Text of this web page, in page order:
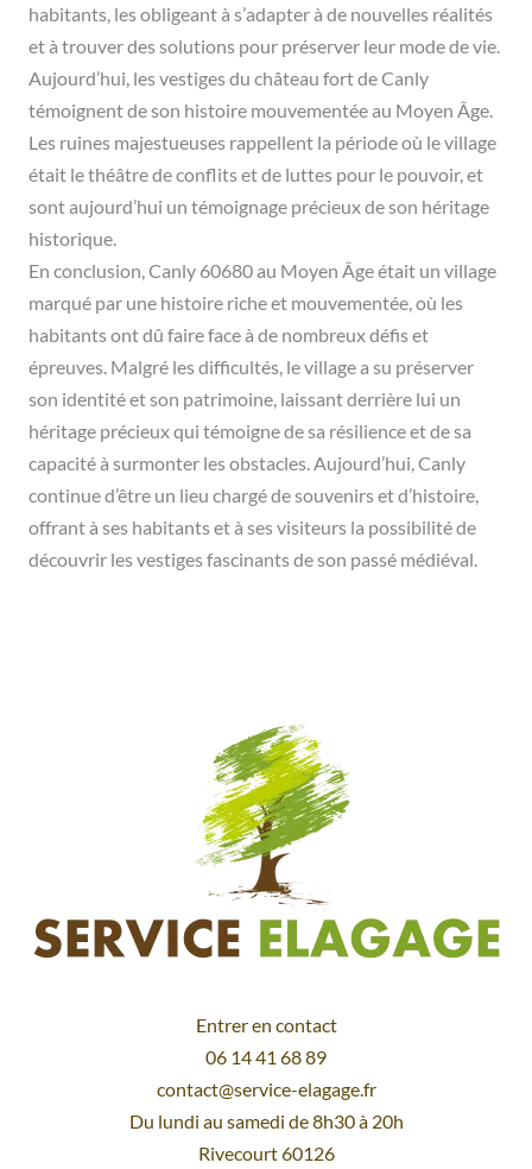
habitants, les obligeant à s’adapter à de nouvelles réalités
et à trouver des solutions pour préserver leur mode de vie.
Aujourd’hui, les vestiges du château fort de Canly
témoignent de son histoire mouvementée au Moyen Âge.
Les ruines majestueuses rappellent la période où le village
était le théâtre de conflits et de luttes pour le pouvoir, et
sont aujourd’hui un témoignage précieux de son héritage
historique.
En conclusion, Canly 60680 au Moyen Âge était un village
marqué par une histoire riche et mouvementée, où les
habitants ont dû faire face à de nombreux défis et
épreuves. Malgré les difficultés, le village a su préserver
son identité et son patrimoine, laissant derrière lui un
héritage précieux qui témoigne de sa résilience et de sa
capacité à surmonter les obstacles. Aujourd’hui, Canly
continue d’être un lieu chargé de souvenirs et d’histoire,
offrant à ses habitants et à ses visiteurs la possibilité de
découvrir les vestiges fascinants de son passé médiéval.
Entrer en contact
06 14 41 68 89
contact@service-elagage.fr
Du lundi au samedi de 8h30 à 20h
Rivecourt 60126